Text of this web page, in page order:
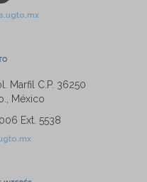
Marfil C.P. 36250
México
Ext. 5538